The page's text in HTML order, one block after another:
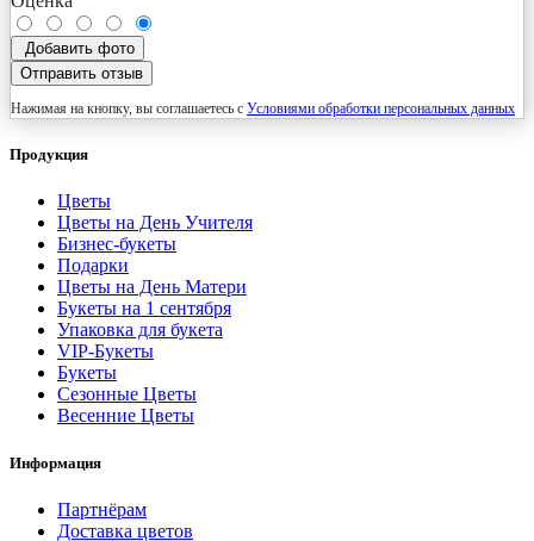
Добавить фото
Отправить отзыв
Нажимая на кнопку, вы соглашаетесь с Условиями обработки персональных данных
Продукция
Цветы
Цветы на День Учителя
Бизнес-букеты
Подарки
Цветы на День Матери
Букеты на 1 сентября
Упаковка для букета
VIP-Букеты
Букеты
Сезонные Цветы
Весенние Цветы
Информация
Партнёрам
Доставка цветов